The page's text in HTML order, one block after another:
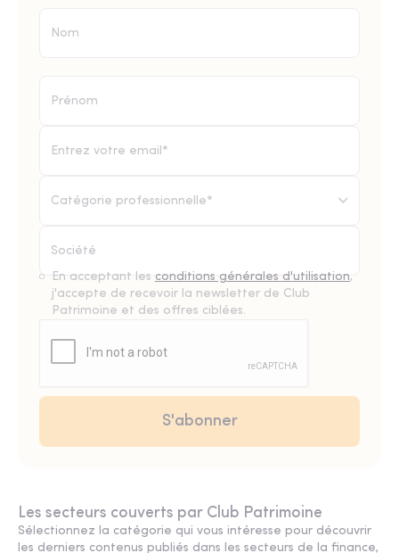
Catégorie professionnelle*
En acceptant les conditions générales d'utilisation,
j'accepte de recevoir la newsletter de Club
Patrimoine et des offres ciblées.
Les secteurs couverts par Club Patrimoine
Sélectionnez la catégorie qui vous intéresse pour découvrir
les derniers contenus publiés dans les secteurs de la finance,